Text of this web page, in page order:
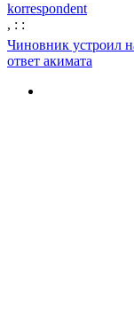
korrespondent
, : :
Чиновник устроил
ответ акимата